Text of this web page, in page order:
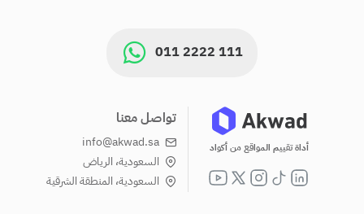
011 2222 111
أداة تقييم المواقع من أكواد
تواصل معنا
info@akwad.sa
السعودية، الرياض
السعودية، المنطقة الشرقية